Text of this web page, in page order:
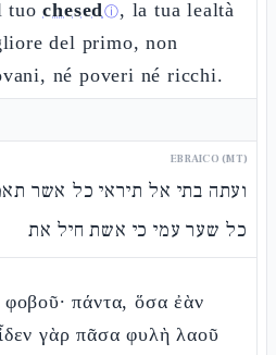
tuochesedⓘ, la tua lealtà
del primo, non
né poveri né ricchi.
EBRAICO (MT)
ועתה בתי אל תיראי כל אשר
כל שער עמי כי אשת חיל את
πάντα, ὅσα ἐὰν
γὰρ πᾶσα φυλὴ λαοῦ